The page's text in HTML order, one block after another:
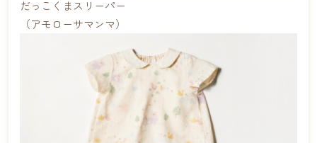
だっこくまスリーパー
（アモローサマンマ）